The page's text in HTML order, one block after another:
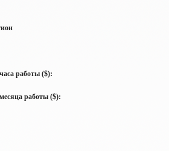
работы ($):
работы ($):